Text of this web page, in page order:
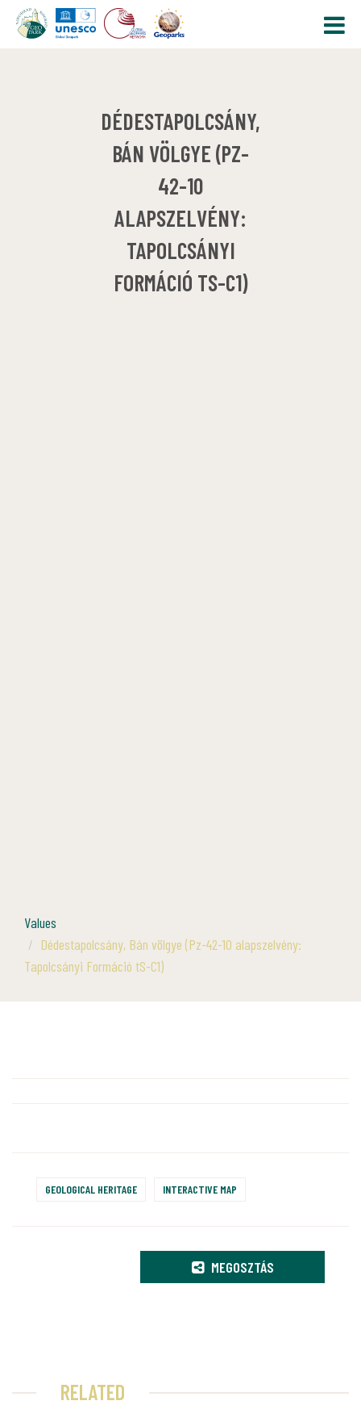
DÉDESTAPOLCSÁNY,
BÁN VÖLGYE (PZ-
42-10
ALAPSZELVÉNY:
TAPOLCSÁNYI
FORMÁCIÓ TS-C1)
Values
Dédestapolcsány, Bán völgye (Pz-42-10 alapszelvény:
Tapolcsányi Formáció tS-C1)
GEOLOGICAL HERITAGE INTERACTIVE MAP
MEGOSZTÁS
RELATED